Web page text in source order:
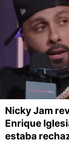
Nicky Jam
Enrique
estaba